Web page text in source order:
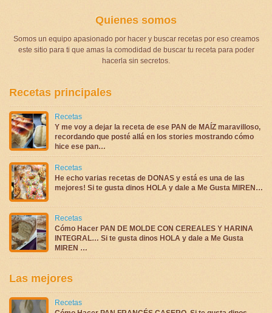
Quienes somos
Somos un equipo apasionado por hacer y buscar recetas por eso creamos
este sitio para ti que amas la comodidad de buscar tu receta para poder
hacerla sin secretos.
Recetas principales
Recetas
Y me voy a dejar la receta de ese PAN de MAÍZ maravilloso,
recordando que posté allá en los stories mostrando cómo
hice ese pan…
Recetas
He echo varias recetas de DONAS y está es una de las
mejores! Si te gusta dinos HOLA y dale a Me Gusta MIREN…
Recetas
Cómo Hacer PAN DE MOLDE CON CEREALES Y HARINA
INTEGRAL… Si te gusta dinos HOLA y dale a Me Gusta
MIREN …
Las mejores
Recetas